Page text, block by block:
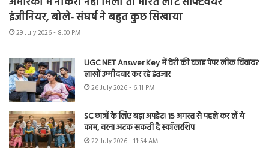
इंजीनियर, बोले- संघर्ष ने बहुत कुछ सिखाया
29 July 2026 - 8:00 PM
UGC NET Answer Key में देरी की वजह पेपर लीक विवाद?
लाखों उम्मीदवार कर रहे इंतजार
26 July 2026 - 6:11 PM
SC छात्रों के लिए बड़ा अपडेट! 15 अगस्त से पहले कर लें ये
काम, वरना अटक सकती है स्कॉलरशिप
22 July 2026 - 11:54 AM